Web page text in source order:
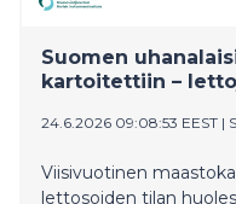
Suomen
kartoitettiin –
24.6.2026 09:08:53 EEST |
Viisivuotinen
lettosoiden tilan